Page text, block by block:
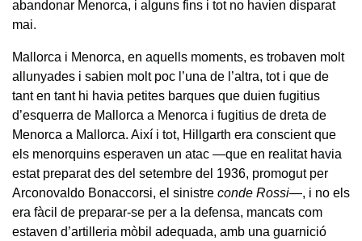
abandonar Menorca, i alguns fins i tot no havien disparat
mai.
Mallorca i Menorca, en aquells moments, es trobaven molt
allunyades i sabien molt poc l’una de l’altra, tot i que de
tant en tant hi havia petites barques que duien fugitius
d’esquerra de Mallorca a Menorca i fugitius de dreta de
Menorca a Mallorca. Així i tot, Hillgarth era conscient que
els menorquins esperaven un atac —que en realitat havia
estat preparat des del setembre del 1936, promogut per
Arconovaldo Bonaccorsi, el sinistre conde Rossi—, i no els
era fàcil de preparar-se per a la defensa, mancats com
estaven d’artilleria mòbil adequada, amb una guarnició